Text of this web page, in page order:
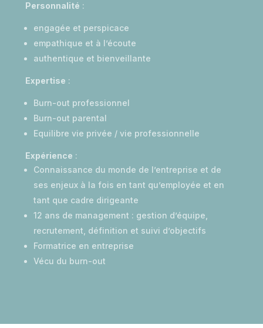
Personnalité :
engagée et perspicace
empathique et à l’écoute
authentique et bienveillante
Expertise :
Burn-out professionnel
Burn-out parental
Equilibre vie privée / vie professionnelle
Expérience :
Connaissance du monde de l’entreprise et de
ses enjeux à la fois en tant qu’employée et en
tant que cadre dirigeante
12 ans de management : gestion d’équipe,
recrutement, définition et suivi d’objectifs
Formatrice en entreprise
Vécu du burn-out